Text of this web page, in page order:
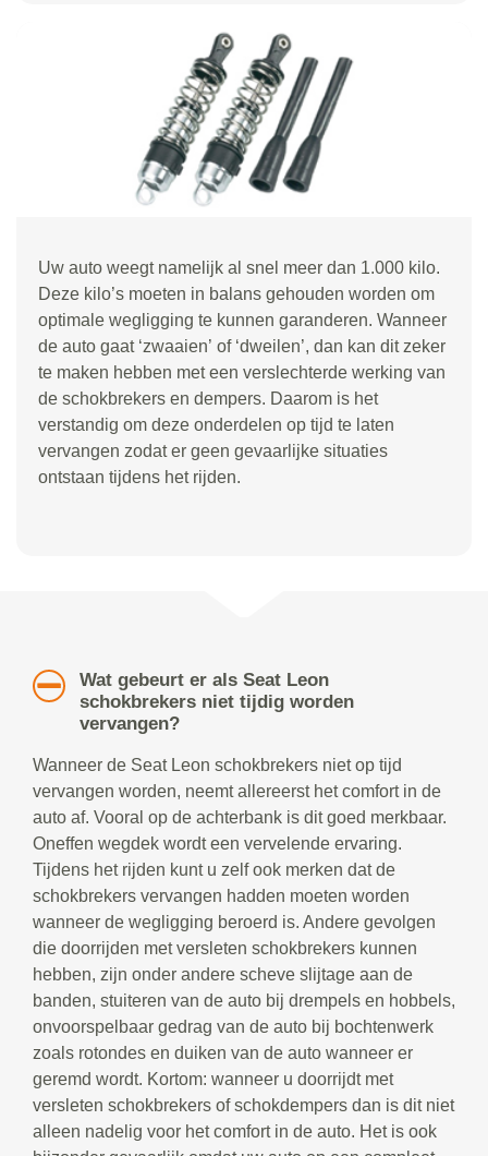
Uw auto weegt namelijk al snel meer dan 1.000 kilo.
Deze kilo’s moeten in balans gehouden worden om
optimale wegligging te kunnen garanderen. Wanneer
de auto gaat ‘zwaaien’ of ‘dweilen’, dan kan dit zeker
te maken hebben met een verslechterde werking van
de schokbrekers en dempers. Daarom is het
verstandig om deze onderdelen op tijd te laten
vervangen zodat er geen gevaarlijke situaties
ontstaan tijdens het rijden.
Wat gebeurt er als Seat Leon
schokbrekers niet tijdig worden
vervangen?
Wanneer de Seat Leon schokbrekers niet op tijd
vervangen worden, neemt allereerst het comfort in de
auto af. Vooral op de achterbank is dit goed merkbaar.
Oneffen wegdek wordt een vervelende ervaring.
Tijdens het rijden kunt u zelf ook merken dat de
schokbrekers vervangen hadden moeten worden
wanneer de wegligging beroerd is. Andere gevolgen
die doorrijden met versleten schokbrekers kunnen
hebben, zijn onder andere scheve slijtage aan de
banden, stuiteren van de auto bij drempels en hobbels,
onvoorspelbaar gedrag van de auto bij bochtenwerk
zoals rotondes en duiken van de auto wanneer er
geremd wordt. Kortom: wanneer u doorrijdt met
versleten schokbrekers of schokdempers dan is dit niet
alleen nadelig voor het comfort in de auto. Het is ook